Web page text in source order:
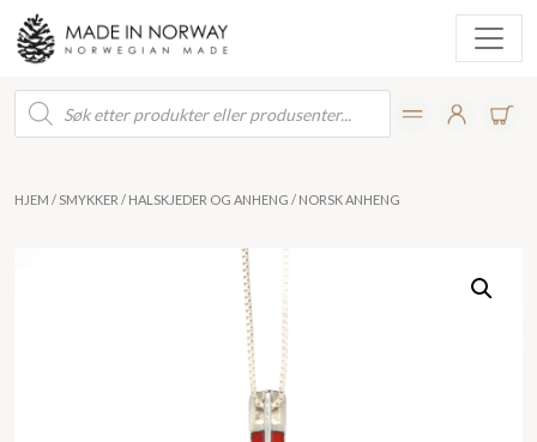
Products
search
HJEM / SMYKKER / HALSKJEDER OG ANHENG / NORSK ANHENG